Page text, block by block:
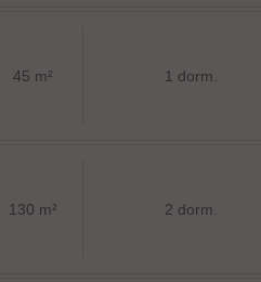
45 m² 1 dorm.
130 m² 2 dorm.